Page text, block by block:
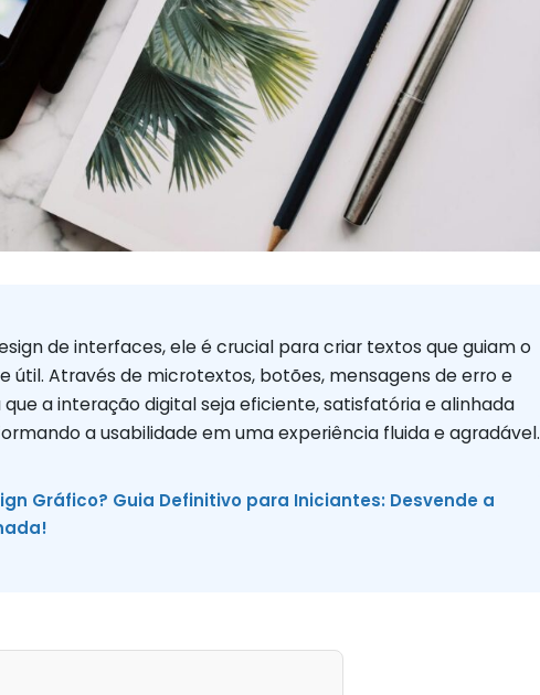
de interfaces, ele é crucial para criar textos que guiam o
útil. Através de microtextos, botões, mensagens de erro e
que a interação digital seja eficiente, satisfatória e alinhada
a usabilidade em uma experiência fluida e agradável.
Gráfico? Guia Definitivo para Iniciantes: Desvende a